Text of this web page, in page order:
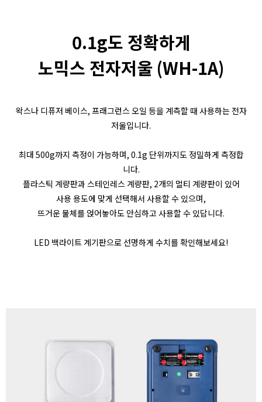
0.1g도 정확하게
노믹스 전자저울 (WH-1A)
왁스나 디퓨저 베이스, 프래그런스 오일 등을 계측할 때 사용하는 전자
저울입니다.
최대 500g까지 측정이 가능하며, 0.1g 단위까지도 정밀하게 측정합
니다.
플라스틱 계량판과 스테인레스 계량판, 2개의 멀티 계량판이 있어
사용 용도에 맞게 선택해서 사용할 수 있으며,
뜨거운 물체를 얹어놓아도 안심하고 사용할 수 있답니다.
LED 백라이트 계기판으로 선명하게 수치를 확인해보세요!